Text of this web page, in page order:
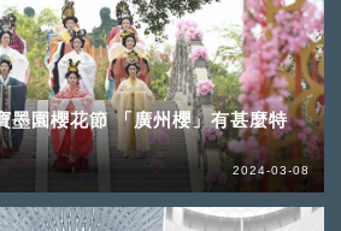
墨園櫻花節 「廣州櫻」有甚麼特
2024-03-08